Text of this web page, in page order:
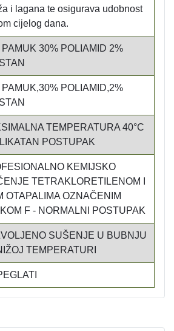
i lagana te osigurava udobnost
cijelog dana.
30% POLIAMID 2%
POLIAMID,2%
TEMPERATURA 40°C
POSTUPAK
KEMIJSKO
TETRAKLORETILENOM I
OTAPALIMA OZNAČENIM
F - NORMALNI POSTUPAK
SUŠENJE U BUBNJU
TEMPERATURI